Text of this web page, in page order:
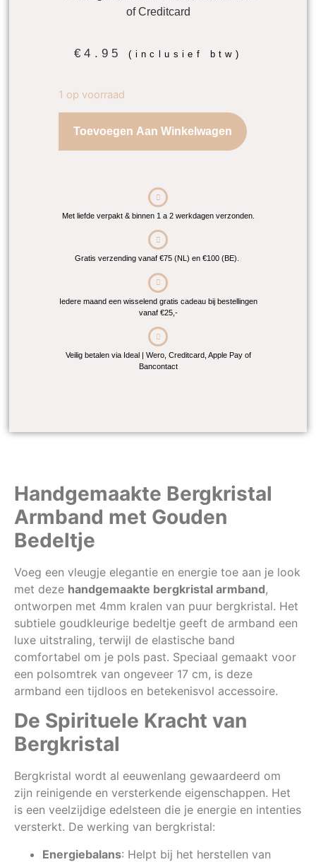
of Creditcard
€4.95 (inclusief btw)
1 op voorraad
Toevoegen Aan Winkelwagen
Met liefde verpakt & binnen 1 a 2 werkdagen verzonden.
Gratis verzending vanaf €75 (NL) en €100 (BE).
Iedere maand een wisselend gratis cadeau bij bestellingen
vanaf €25,-
Veilig betalen via Ideal | Wero, Creditcard, Apple Pay of
Bancontact
Handgemaakte Bergkristal
Armband met Gouden
Bedeltje
Voeg een vleugje elegantie en energie toe aan je look
met deze handgemaakte bergkristal armband,
ontworpen met 4mm kralen van puur bergkristal. Het
subtiele goudkleurige bedeltje geeft de armband een
luxe uitstraling, terwijl de elastische band
comfortabel om je pols past. Speciaal gemaakt voor
een polsomtrek van ongeveer 17 cm, is deze
armband een tijdloos en betekenisvol accessoire.
De Spirituele Kracht van
Bergkristal
Bergkristal wordt al eeuwenlang gewaardeerd om
zijn reinigende en versterkende eigenschappen. Het
is een veelzijdige edelsteen die je energie en intenties
versterkt. De werking van bergkristal:
Energiebalans: Helpt bij het herstellen van